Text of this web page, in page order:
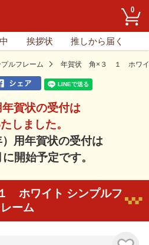
0
挨拶状 推しから届く
プルフレーム 年賀状 角×３ １ ホワ
賀状の受付は
しました。
用年賀状の受付は
開始予定です。
ホワイト シンプルフ
レーム